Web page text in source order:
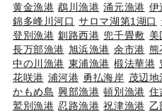
黄金漁港 鵡川漁港 涌元漁港 伊
錦多峰川河口 サロマ湖第1湖口
登別漁港 釧路西港 兜千畳敷 美
長万部漁港 旭浜漁港 余市港 熊
中の川漁港 東浦漁港 椴法華港
花咲港 浦河港 勇払海岸 茂辺地
かもめ島 興部漁港 頓別漁港 住
鷲別漁港 忍路漁港 祝津漁港 乙